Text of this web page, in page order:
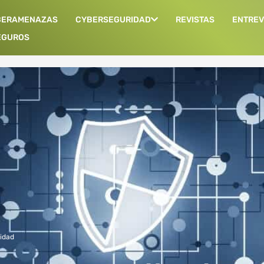
CYBERSEGURIDAD REVISTAS